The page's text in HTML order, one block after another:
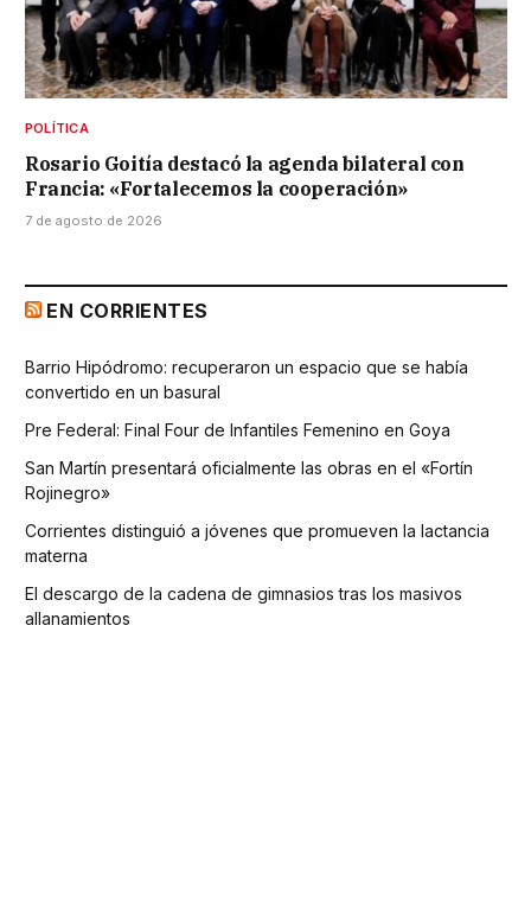
POLÍTICA
Rosario Goitía destacó la agenda bilateral con
Francia: «Fortalecemos la cooperación»
7 de agosto de 2026
EN CORRIENTES
Barrio Hipódromo: recuperaron un espacio que se había
convertido en un basural
Pre Federal: Final Four de Infantiles Femenino en Goya
San Martín presentará oficialmente las obras en el «Fortín
Rojinegro»
Corrientes distinguió a jóvenes que promueven la lactancia
materna
El descargo de la cadena de gimnasios tras los masivos
allanamientos